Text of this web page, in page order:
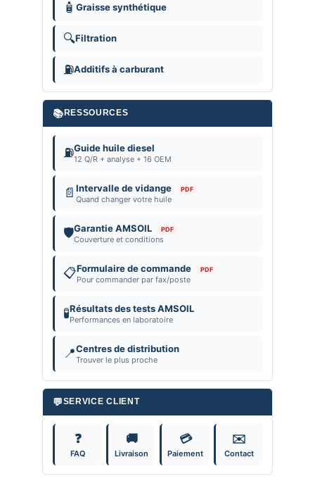
🧴 Graisse synthétique
🔍Filtration
⛽Additifs à carburant
📚 RESSOURCES
⛽Guide huile diesel
12 Q/R + analyse + 16 OEM
📄 Intervalle de vidange PDF
Quand changer votre huile
🛡️Garantie AMSOIL PDF
Couverture et conditions
📋Formulaire de commande PDF
Pour commander par fax/poste
🧪Résultats des tests AMSOIL
Performances en laboratoire
📍Centres de distribution
Trouver le plus proche
💬SERVICE CLIENT
❓
FAQ
🚚
Livraison
💳
Paiement
✉️
Contact